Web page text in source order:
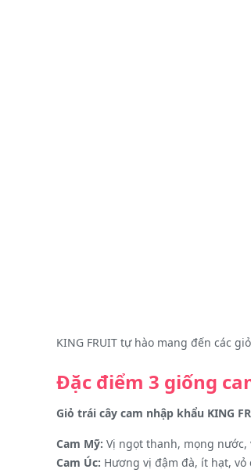
KING FRUIT tự hào mang đến các
Đặc điểm 3 giống
Giỏ trái cây cam nhập khẩu KING
Cam Mỹ: Vị ngọt thanh, mọng
Cam Úc: Hương vị đậm đà, ít hạt,